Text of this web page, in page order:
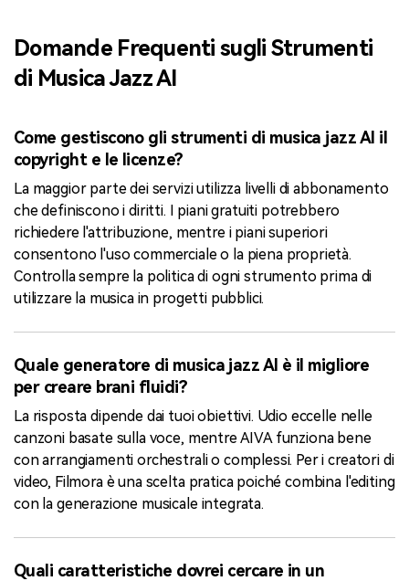
Domande Frequenti sugli Strumenti
di Musica Jazz AI
Come gestiscono gli strumenti di musica jazz AI il
copyright e le licenze?
La maggior parte dei servizi utilizza livelli di abbonamento
che definiscono i diritti. I piani gratuiti potrebbero
richiedere l'attribuzione, mentre i piani superiori
consentono l'uso commerciale o la piena proprietà.
Controlla sempre la politica di ogni strumento prima di
utilizzare la musica in progetti pubblici.
Quale generatore di musica jazz AI è il migliore
per creare brani fluidi?
La risposta dipende dai tuoi obiettivi. Udio eccelle nelle
canzoni basate sulla voce, mentre AIVA funziona bene
con arrangiamenti orchestrali o complessi. Per i creatori di
video, Filmora è una scelta pratica poiché combina l'editing
con la generazione musicale integrata.
Quali caratteristiche dovrei cercare in un